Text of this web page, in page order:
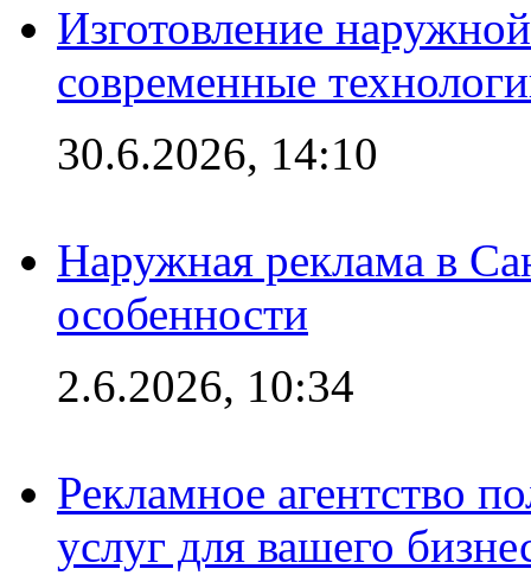
Изготовление
современные
30.6.2026, 14:10
Наружная реклама в
особенности
2.6.2026, 10:34
Рекламное агентство
услуг для вашего